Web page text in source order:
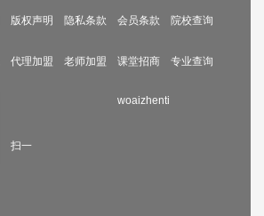
版权声明 隐私条款 会员条款 院校查询
代理加盟 老师加盟 课堂招商 专业查询
扫一
woaizhenti